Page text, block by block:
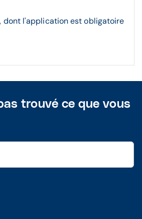
dont l'application est obligatoire
trouvé ce que vous